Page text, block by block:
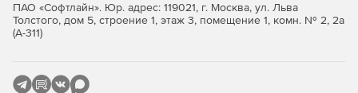
ПАО «Софтлайн». Юр. адрес: 119021, г. Москва, ул. Льва
Толстого, дом 5, строение 1, этаж 3, помещение 1, комн. № 2, 2а
(А-311)